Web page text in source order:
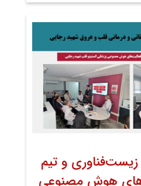
زیست‌فناوری و تیم
هوش مصنوعی